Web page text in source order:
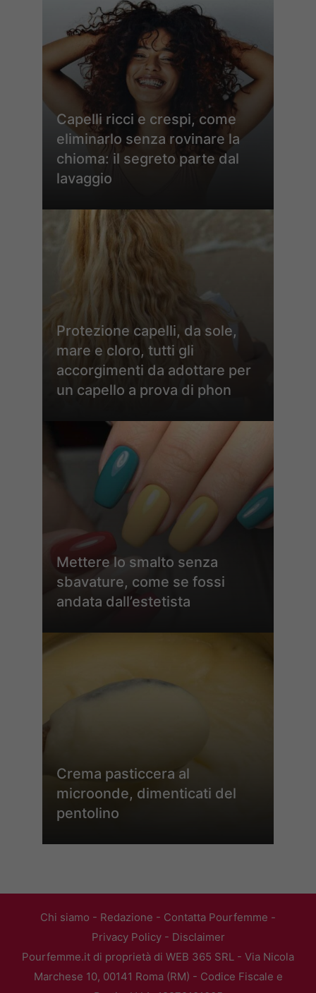
Capelli ricci e crespi, come
eliminarlo senza rovinare la
chioma: il segreto parte dal
lavaggio
Protezione capelli, da sole,
mare e cloro, tutti gli
accorgimenti da adottare per
un capello a prova di phon
Mettere lo smalto senza
sbavature, come se fossi
andata dall’estetista
Crema pasticcera al
microonde, dimenticati del
pentolino
Chi siamo - Redazione - Contatta Pourfemme -
Privacy Policy- Disclaimer
Pourfemme.it di proprietà di WEB 365 SRL - Via Nicola
Marchese 10, 00141 Roma (RM) - Codice Fiscale e